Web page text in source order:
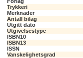
Trykkeri
Merknader
Antall bilag
Utgitt dato
Utgivelsestype
ISBN10
ISBN13
ISSN
Vanskelighetsgrad